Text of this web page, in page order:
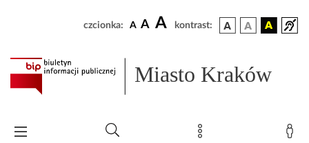
czcionka: A A A kontrast:
Miasto Kraków